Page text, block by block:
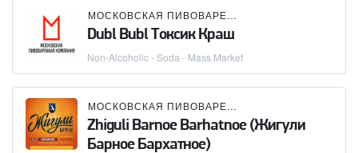
МОСКОВСКАЯ ПИВОВАРЕННАЯ КОМПАНИЯ (МПК)
Dubl Bubl Токсик Краш
Non-Alcoholic - Soda - Mass Market
МОСКОВСКАЯ ПИВОВАРЕННАЯ КОМПАНИЯ (МПК)
Zhiguli Barnoe Barhatnoe (Жигули
Барное Бархатное)